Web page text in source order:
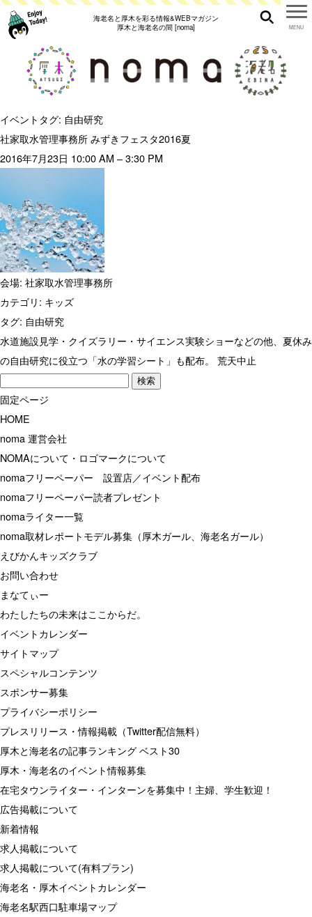
海老名と厚木を彩る情報&WEBマガジン
厚木と海老名の間 [noma]
イベントタグ: 自由研究
社家取水管理事務所 みずきフェスタ2016夏
2016年7月23日 10:00 AM –3:30 PM
会場: 社家取水管理事務所
カテゴリ: キッズ
タグ: 自由研究
水道施設見学・クイズラリー・サイエンス実験ショーなどの他、夏休み
の自由研究に役立つ「水の学習シート」も配布。 荒天中止
検
索:
固定ページ
HOME
noma 運営会社
NOMAについて・ロゴマークについて
nomaフリーペーパー 設置店／イベント配布
nomaフリーペーパー読者プレゼント
nomaライター一覧
noma取材レポートモデル募集（厚木ガール、海老名ガール）
えびかんキッズクラブ
お問い合わせ
まなてぃー
わたしたちの未来はここからだ。
イベントカレンダー
サイトマップ
スペシャルコンテンツ
スポンサー募集
プライバシーポリシー
プレスリリース・情報掲載（Twitter配信無料）
厚木と海老名の記事ランキング ベスト30
厚木・海老名のイベント情報募集
在宅タウンライター・インターンを募集中！主婦、学生歓迎！
広告掲載について
新着情報
求人掲載について
求人掲載について(有料プラン)
海老名・厚木イベントカレンダー
海老名駅西口駐車場マップ